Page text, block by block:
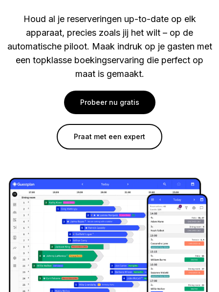
Houd al je reserveringen up-to-date op elk
apparaat, precies zoals jij het wilt – op de
automatische piloot. Maak indruk op je gasten met
een topklasse boekingservaring die perfect op
maat is gemaakt.
Probeer nu gratis
Praat met een expert